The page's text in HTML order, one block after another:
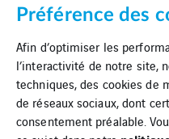
Préférence des
Afin d’optimiser les
l’interactivité de notre site,
techniques, des cookies de
de réseaux sociaux, dont
consentement préalable.